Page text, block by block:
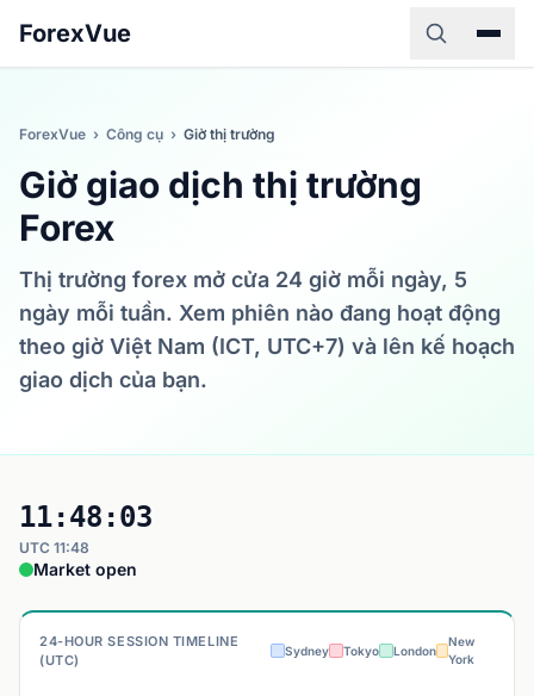
ForexVue
ForexVue › Công cụ › Giờ thị trường
Giờ giao dịch thị trường
Forex
Thị trường forex mở cửa 24 giờ mỗi ngày, 5
ngày mỗi tuần. Xem phiên nào đang hoạt động
theo giờ Việt Nam (ICT, UTC+7) và lên kế hoạch
giao dịch của bạn.
11:48:03
UTC 11:48
Market open
24-HOUR SESSION TIMELINE
(UTC)
Sydney Tokyo London
New
York